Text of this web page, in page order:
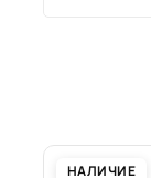
НАЛИЧИЕ